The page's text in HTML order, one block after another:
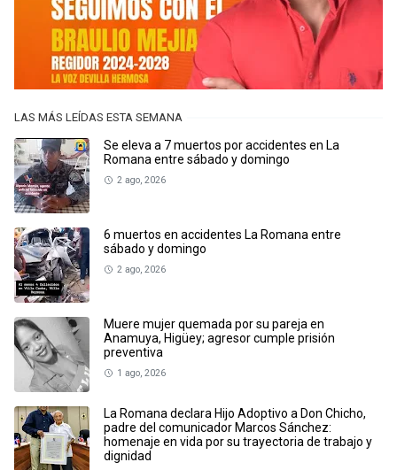
LAS MÁS LEÍDAS ESTA SEMANA
Se eleva a 7 muertos por accidentes en La
Romana entre sábado y domingo
2 ago, 2026
6 muertos en accidentes La Romana entre
sábado y domingo
2 ago, 2026
Muere mujer quemada por su pareja en
Anamuya, Higüey; agresor cumple prisión
preventiva
1 ago, 2026
La Romana declara Hijo Adoptivo a Don Chicho,
padre del comunicador Marcos Sánchez:
homenaje en vida por su trayectoria de trabajo y
dignidad